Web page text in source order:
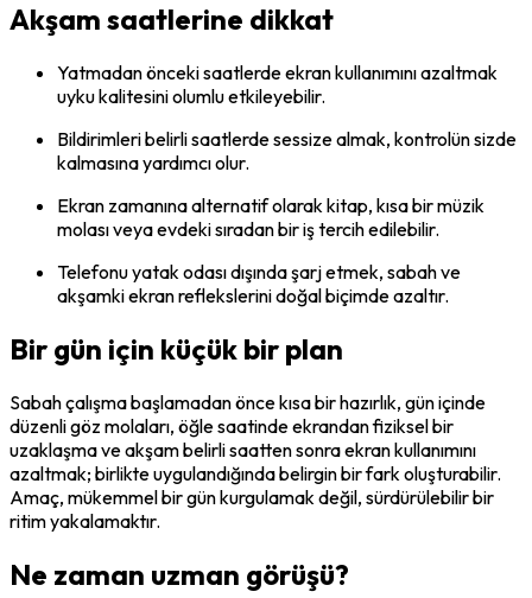
Akşam saatlerine dikkat
Yatmadan önceki saatlerde ekran kullanımını azaltmak
uyku kalitesini olumlu etkileyebilir.
Bildirimleri belirli saatlerde sessize almak, kontrolün sizde
kalmasına yardımcı olur.
Ekran zamanına alternatif olarak kitap, kısa bir müzik
molası veya evdeki sıradan bir iş tercih edilebilir.
Telefonu yatak odası dışında şarj etmek, sabah ve
akşamki ekran reflekslerini doğal biçimde azaltır.
Bir gün için küçük bir plan
Sabah çalışma başlamadan önce kısa bir hazırlık, gün içinde
düzenli göz molaları, öğle saatinde ekrandan fiziksel bir
uzaklaşma ve akşam belirli saatten sonra ekran kullanımını
azaltmak; birlikte uygulandığında belirgin bir fark oluşturabilir.
Amaç, mükemmel bir gün kurgulamak değil, sürdürülebilir bir
ritim yakalamaktır.
Ne zaman uzman görüşü?